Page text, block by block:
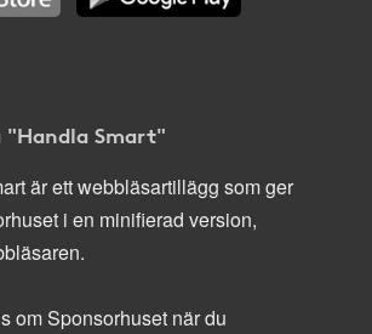
"Handla Smart"
är ett webbläsartillägg som ger
i en minifierad version,
om Sponsorhuset när du